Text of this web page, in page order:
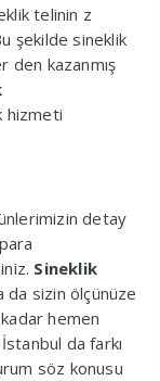
telinin z
şekilde sineklik
den kazanmış
hizmeti
detay
Sineklik
sizin ölçünüze
hemen
da farkı
söz konusu